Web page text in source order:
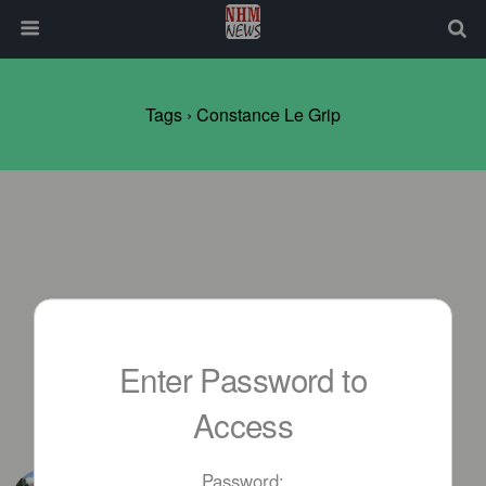
Tags › Constance Le Grip
Enter Password to
Access
Password: